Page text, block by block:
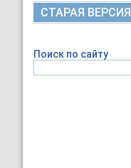
СТАРАЯ ВЕРСИЯ
Поиск по сайту